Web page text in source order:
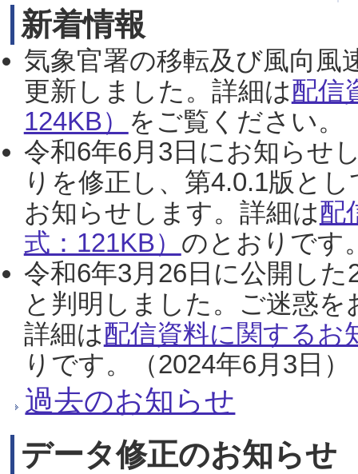
新着情報
気象官署の移転及び風向風
更新しました。詳細は配信
124KB） をご覧ください。
令和6年6月3日にお知らせ
りを修正し、第4.0.1版と
お知らせします。詳細は配
式：121KB） のとおりです
令和6年3月26日に公開し
と判明しました。ご迷惑
詳細は配信資料に関するお
りです。（2024年6月3日）
過去のお知らせ
データ修正のお知らせ